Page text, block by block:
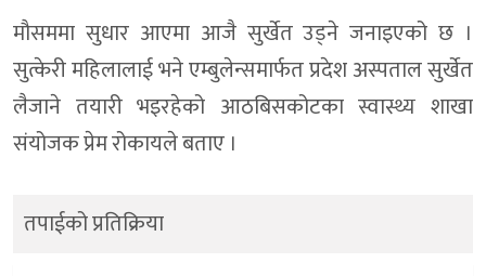
मौसममा सुधार आएमा आजै सुर्खेत उड्ने जनाइएको छ ।
सुत्केरी महिलालाई भने एम्बुलेन्समार्फत प्रदेश अस्पताल सुर्खेत
लैजाने तयारी भइरहेको आठबिसकोटका स्वास्थ्य शाखा
संयोजक प्रेम रोकायले बताए ।
तपाईको प्रतिक्रिया